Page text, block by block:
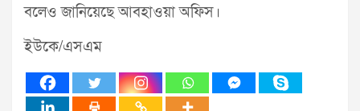
বলেও জানিয়েছে আবহাওয়া অফিস।
ইউকে/এসএম